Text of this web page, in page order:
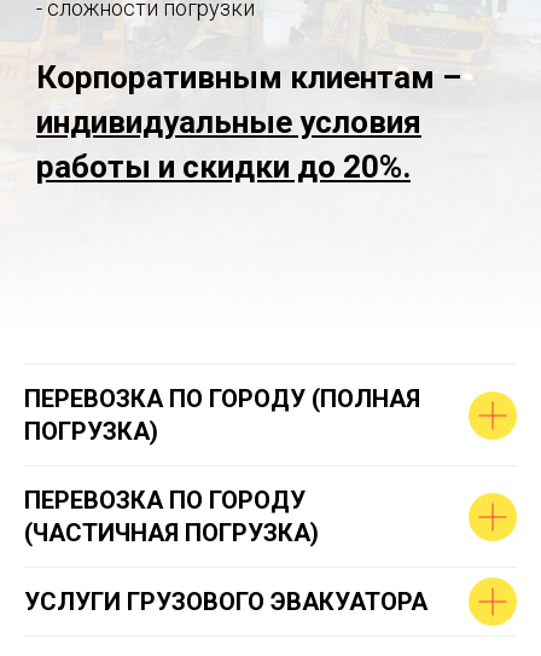
- сложности погрузки
Корпоративным клиентам –
индивидуальные условия
работы и скидки до 20%.
ПЕРЕВОЗКА ПО ГОРОДУ (ПОЛНАЯ
ПОГРУЗКА)
ПЕРЕВОЗКА ПО ГОРОДУ
(ЧАСТИЧНАЯ ПОГРУЗКА)
УСЛУГИ ГРУЗОВОГО ЭВАКУАТОРА